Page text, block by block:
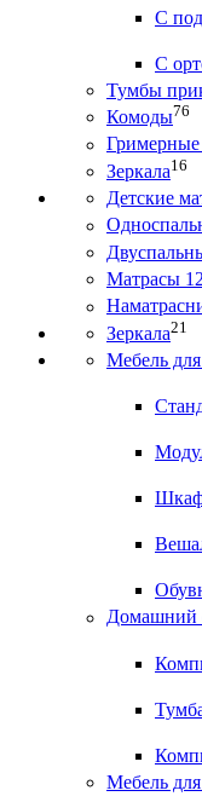
С
С
Тумбы
Комоды76
Зеркала16
Детские
Матрасы
Зеркала21
Мебель
Домашний
Мебель для